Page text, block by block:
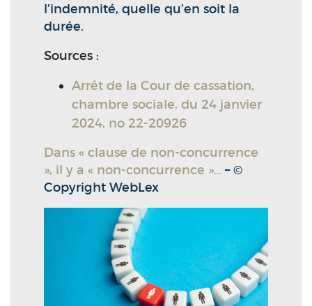
l’indemnité, quelle qu’en soit la
durée.
Sources :
Arrêt de la Cour de cassation,
chambre sociale, du 24 janvier
2024, no 22-20926
Dans « clause de non-concurrence
», il y a « non-concurrence »… – ©
Copyright WebLex